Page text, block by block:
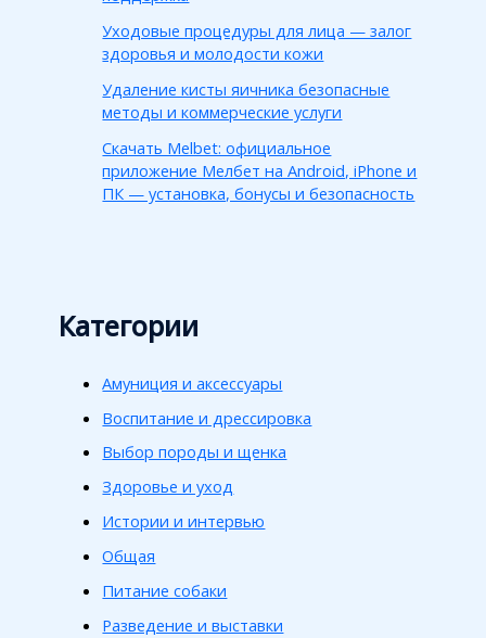
Уходовые процедуры для лица — залог
здоровья и молодости кожи
Удаление кисты яичника безопасные
методы и коммерческие услуги
Скачать Melbet: официальное
приложение Мелбет на Android, iPhone и
ПК — установка, бонусы и безопасность
Категории
Амуниция и аксессуары
Воспитание и дрессировка
Выбор породы и щенка
Здоровье и уход
Истории и интервью
Общая
Питание собаки
Разведение и выставки